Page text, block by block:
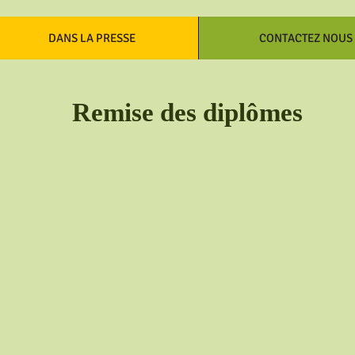
DANS LA PRESSE CONTACTEZ NOUS
Remise des diplômes